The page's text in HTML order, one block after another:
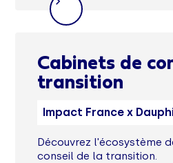
Cabinets de
transition
Impact France x
Découvrez l'écosystème
conseil de la transition.